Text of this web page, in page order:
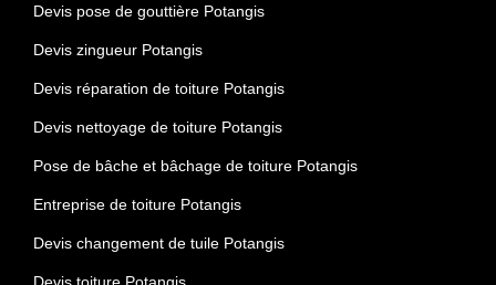
Devis pose de gouttière Potangis
Devis zingueur Potangis
Devis réparation de toiture Potangis
Devis nettoyage de toiture Potangis
Pose de bâche et bâchage de toiture Potangis
Entreprise de toiture Potangis
Devis changement de tuile Potangis
Devis toiture Potangis